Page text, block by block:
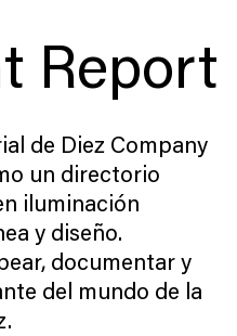
Report
de Diez Company
un directorio
iluminación
y diseño.
documentar y
del mundo de la